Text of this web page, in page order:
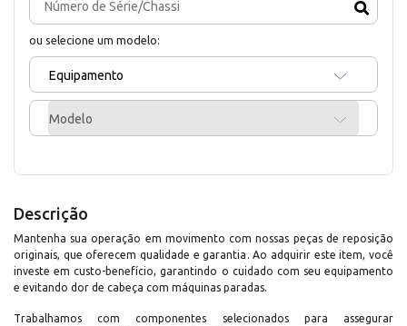
ou selecione um modelo:
Equipamento
Modelo
Descrição
Mantenha sua operação em movimento com nossas peças de reposição
originais, que oferecem qualidade e garantia. Ao adquirir este item, você
investe em custo-benefício, garantindo o cuidado com seu equipamento
e evitando dor de cabeça com máquinas paradas.
Trabalhamos com componentes selecionados para assegurar